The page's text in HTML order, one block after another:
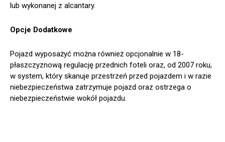
lub wykonanej z alcantary.
Opcje Dodatkowe
Pojazd wyposażyć można również opcjonalnie w 18-
płaszczyznową regulację przednich foteli oraz, od 2007 roku,
w system, który skanuje przestrzeń przed pojazdem i w razie
niebezpieczeństwa zatrzymuje pojazd oraz ostrzega o
niebezpieczeństwie wokół pojazdu.